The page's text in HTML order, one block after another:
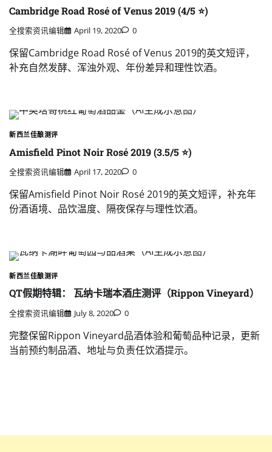
Cambridge Road Rosé of Venus 2019 (4/5 ⭐)
全搜索资讯编辑 April 19, 2020 0
保留Cambridge Road Rosé of Venus 2019的英文短评，
补充自然发酵、浑浊外观、年份差异和理性饮酒。
新西兰佳酿测评
Amisfield Pinot Noir Rosé 2019 (3.5/5 ⭐)
全搜索资讯编辑 April 17, 2020 0
保留Amisfield Pinot Noir Rosé 2019的英文短评，补充年
份酒语境、品饮温度、隔夜保存与理性饮酒。
新西兰佳酿测评
QT假期特辑： 瓦纳卡瑞本酒庄测评（Rippon Vineyard）
全搜索资讯编辑 July 8, 2020 0
完整保留Rippon Vineyard品酒体验和葡萄品种记录，更新
当前预约制品酒、地址与负责任饮酒提示。